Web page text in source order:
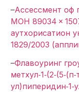
–Ассессмент оф
МОН 89034 ×
аутхорисатион
1829/2003
–Флавоуринг